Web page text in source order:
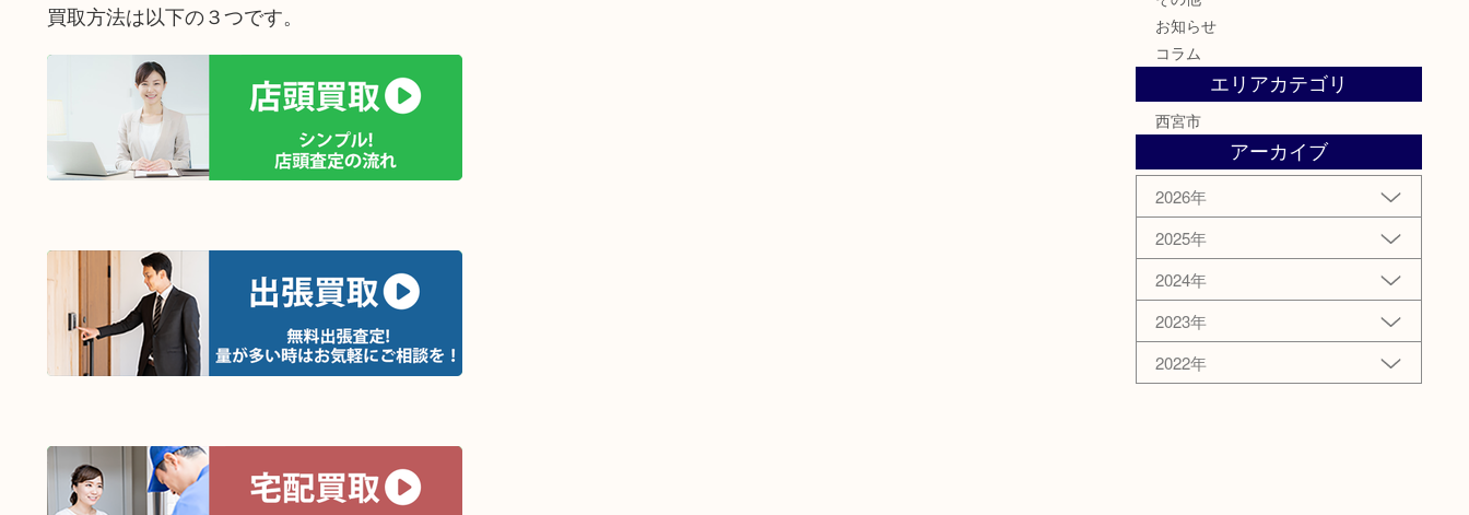
買取方法は以下の３つです。
お知らせ
コラム
エリアカテゴリ
西宮市
アーカイブ
2026年
2025年
2024年
2023年
2022年